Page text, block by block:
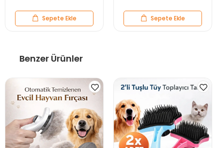
Sepete Ekle Sepete Ekle
Benzer Ürünler